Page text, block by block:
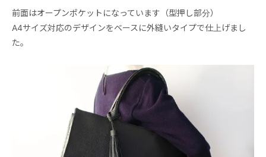
前面はオープンポケットになっています（型押し部分）
A4サイズ対応のデザインをベースに外縫いタイプで仕上げまし
た。